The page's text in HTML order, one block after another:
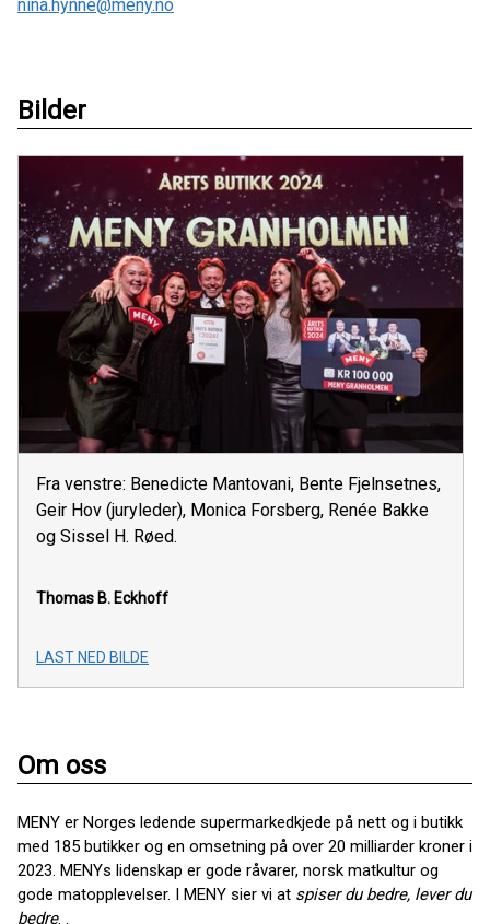
nina.hynne@meny.no
Bilder
Fra venstre: Benedicte Mantovani, Bente Fjelnsetnes,
Geir Hov (juryleder), Monica Forsberg, Renée Bakke
og Sissel H. Røed.
Thomas B. Eckhoff
LAST NED BILDE
Om oss
MENY er Norges ledende supermarkedkjede på nett og i butikk
med 185 butikker og en omsetning på over 20 milliarder kroner i
2023. MENYs lidenskap er gode råvarer, norsk matkultur og
gode matopplevelser. I MENY sier vi at spiser du bedre, lever du
bedre. .